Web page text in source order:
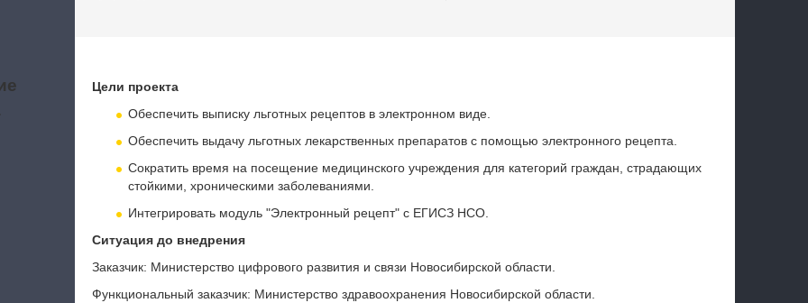
Цели проекта
Обеспечить выписку льготных рецептов в электронном виде.
Обеспечить выдачу льготных лекарственных препаратов с помощью электронного рецепта.
Сократить время на посещение медицинского учреждения для категорий граждан, страдающих
стойкими, хроническими заболеваниями.
Интегрировать модуль "Электронный рецепт" с ЕГИСЗ НСО.
Ситуация до внедрения
Заказчик: Министерство цифрового развития и связи Новосибирской области.
Функциональный заказчик: Министерство здравоохранения Новосибирской области.